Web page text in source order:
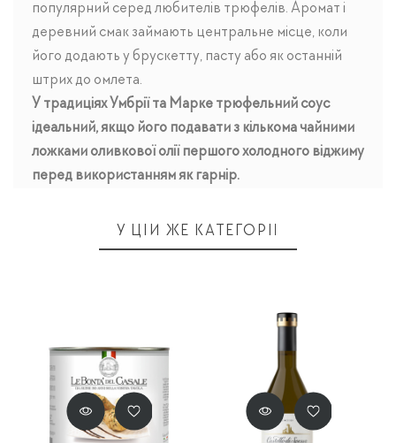
популярний серед любителів трюфелів. Аромат і
деревний смак займають центральне місце, коли
його додають у брускетту, пасту або як останній
штрих до омлета.
У традиціях Умбрії та Марке трюфельний соус
ідеальний, якщо його подавати з кількома чайними
ложками оливкової олії першого холодного віджиму
перед використанням як гарнір.
У ЦІЙ ЖЕ КАТЕГОРІЇ